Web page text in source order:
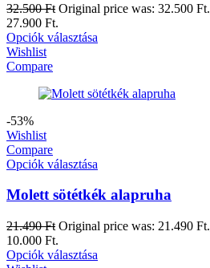
32.500Ft Original price was: 32.500 Ft.
27.900 Ft.
Opciók választása
Wishlist
Compare
-53%
Wishlist
Compare
Opciók választása
Molett sötétkék alapruha
21.490Ft Original price was: 21.490 Ft.
10.000 Ft.
Opciók választása